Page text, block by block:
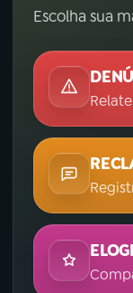
Escolha sua